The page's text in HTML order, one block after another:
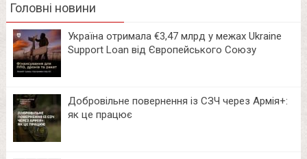
Головні новини
Україна отримала €3,47 млрд у межах Ukraine
Support Loan від Європейського Союзу
Добровільне повернення із СЗЧ через Армія+:
як це працює